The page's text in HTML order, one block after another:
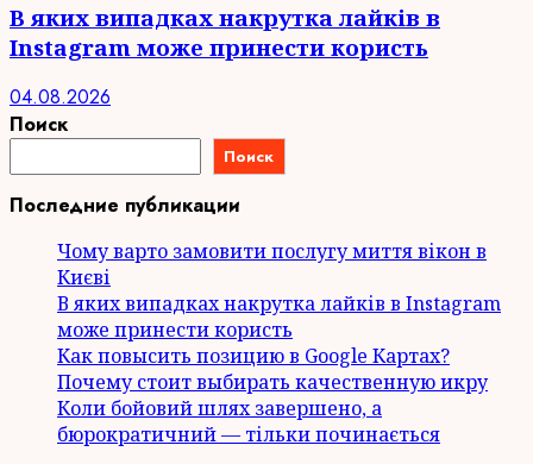
В яких випадках накрутка лайків в
Instagram може принести користь
04.08.2026
Поиск
Поиск
Последние публикации
Чому варто замовити послугу миття вікон в
Києві
В яких випадках накрутка лайків в Instagram
може принести користь
Как повысить позицию в Google Картах?
Почему стоит выбирать качественную икру
Коли бойовий шлях завершено, а
бюрократичний — тільки починається